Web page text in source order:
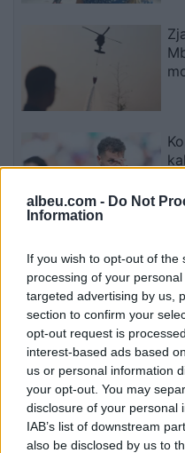
albeu.com - Do Not
Information
If you wish to opt-out of
processing of your
targeted advertising by us,
section to confirm your
opt-out request is
interest-based ads based
us or personal information
your opt-out. You may
disclosure of your personal
IAB’s list of downstream
also be disclosed by us to